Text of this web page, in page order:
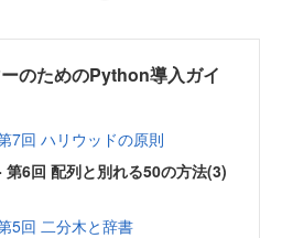
のためのPython導入ガイ
7回 ハリウッドの原則
6回 配列と別れる50の方法(3)
5回 二分木と辞書